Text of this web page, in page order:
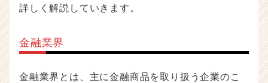
詳しく解説していきます。
金融業界
金融業界とは、主に金融商品を取り扱う企業のこ